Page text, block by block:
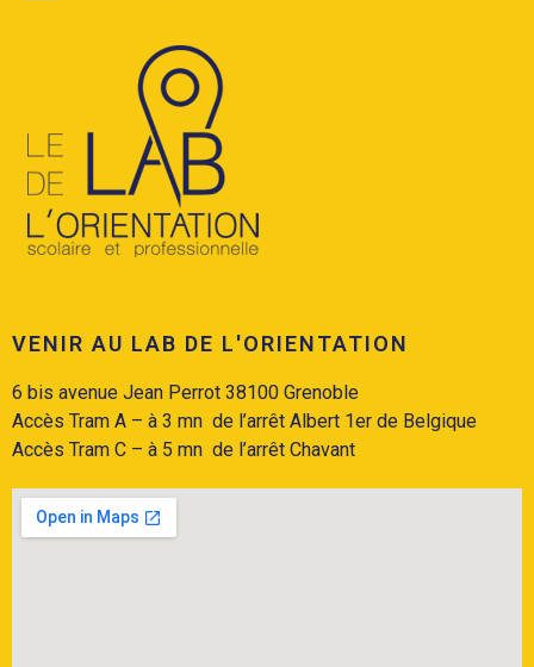
VENIR AU LAB DE L'ORIENTATION
6 bis avenue Jean Perrot 38100 Grenoble
Accès Tram A – à 3 mn de l’arrêt Albert 1er de Belgique
Accès Tram C – à 5 mn de l’arrêt Chavant